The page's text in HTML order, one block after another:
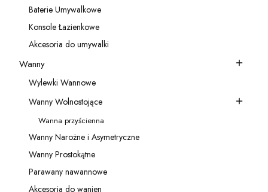
Kategoria - Baterie Umywalkowe
Baterie Umywalkowe
Kategoria - Konsole Łazienkowe
Konsole Łazienkowe
Kategoria - Akcesoria do umywalki
Akcesoria do umywalki
Kategoria - Wanny
Wanny
Kategoria - Wylewki Wannowe
Wylewki Wannowe
Kategoria - Wanny Wolnostojące
Wanny Wolnostojące
Kategoria - Wanna przyścienna
Wanna przyścienna
Kategoria - Wanny Narożne i Asymetryczne
Wanny Narożne i Asymetryczne
Kategoria - Wanny Prostokątne
Wanny Prostokątne
Kategoria - Parawany nawannowe
Parawany nawannowe
Akcesoria do wanien